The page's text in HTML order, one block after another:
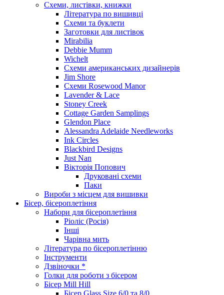
Схеми, листівки, книжки
Література по вишивці
Схеми та буклети
Заготовки для листівок
Mirabilia
Debbie Mumm
Wichelt
Схеми американських дизайнерів
Jim Shore
Cхеми Rosewood Manor
Lavender & Lace
Stoney Creek
Cottage Garden Samplings
Glendon Place
Alessandra Adelaide Needleworks
Ink Circles
Blackbird Designs
Just Nan
Вікторія Попович
Друковані схеми
Паки
Вироби з місцем для вишивки
Бісер, бісероплетіння
Набори для бісероплетіння
Ріоліс (Росія)
Інші
Чарівна мить
Література по бісероплетінню
Інструменти
Дзвіночки *
Голки для роботи з бісером
Бісер Mill Hill
Бісер Glass Size 6/0 та 8/0